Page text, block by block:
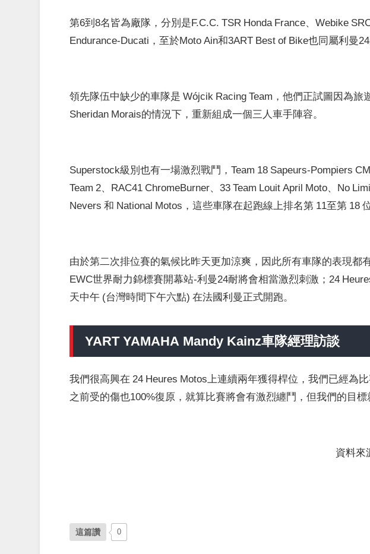
第6到8名皆為廠隊，分別是F.C.C. TSR Honda France、Webike
Endurance-Ducati，至於Moto Ain和3ART Best of Bike也同屬利曼
領先隊伍中缺少的車隊是 Wójcik Racing Team，他們正試圖因為旅
Sheridan Morais的情況下，重新組成一個三人車手陣容。
Superstock級別也有一場激烈戰鬥，Team 18 Sapeurs-Pompiers
Team 2、RAC41 ChromeBurner、33 Team Louit April Moto、No
Nevers 和 National Motos，這些車隊在起跑線上排名第 11至第 18 位
由於第二次排位賽的氣候比昨天更加涼爽，因此所有車隊的表現都
EWC世界耐力錦標賽開幕站-利曼24耐將會相當激烈刺激；24
天中午 (台灣時間下午六點) 在法國利曼正式開跑。
YART YAMAHA Mandy Kainz車隊經理訪談
我們很高興在 24 Heures Motos上連續兩年獲得桿位，我們已經為
之前受的傷也100%復原，就算比賽將會有激烈纏鬥，但我們的目標
資料來
這篇讚 0